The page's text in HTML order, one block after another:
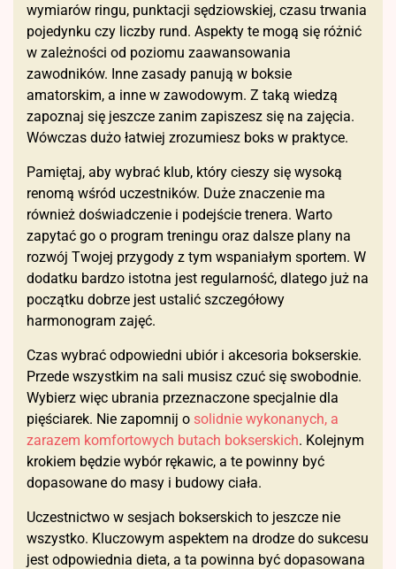
wymiarów ringu, punktacji sędziowskiej, czasu trwania
pojedynku czy liczby rund. Aspekty te mogą się różnić
w zależności od poziomu zaawansowania
zawodników. Inne zasady panują w boksie
amatorskim, a inne w zawodowym. Z taką wiedzą
zapoznaj się jeszcze zanim zapiszesz się na zajęcia.
Wówczas dużo łatwiej zrozumiesz boks w praktyce.
Pamiętaj, aby wybrać klub, który cieszy się wysoką
renomą wśród uczestników. Duże znaczenie ma
również doświadczenie i podejście trenera. Warto
zapytać go o program treningu oraz dalsze plany na
rozwój Twojej przygody z tym wspaniałym sportem. W
dodatku bardzo istotna jest regularność, dlatego już na
początku dobrze jest ustalić szczegółowy
harmonogram zajęć.
Czas wybrać odpowiedni ubiór i akcesoria bokserskie.
Przede wszystkim na sali musisz czuć się swobodnie.
Wybierz więc ubrania przeznaczone specjalnie dla
pięściarek. Nie zapomnij o solidnie wykonanych, a
zarazem komfortowych butach bokserskich. Kolejnym
krokiem będzie wybór rękawic, a te powinny być
dopasowane do masy i budowy ciała.
Uczestnictwo w sesjach bokserskich to jeszcze nie
wszystko. Kluczowym aspektem na drodze do sukcesu
jest odpowiednia dieta, a ta powinna być dopasowana